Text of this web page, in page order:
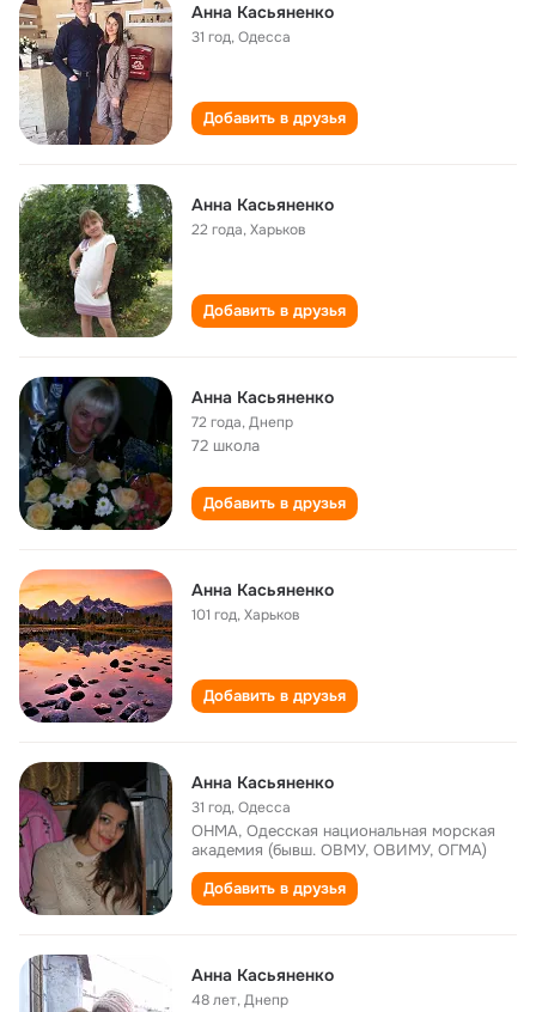
Анна Касьяненко
31 год,Одесса
Добавить в друзья
Анна Касьяненко
22 года,Харьков
Добавить в друзья
Анна Касьяненко
72 года,Днепр
72 школа
Добавить в друзья
Анна Касьяненко
101 год,Харьков
Добавить в друзья
Анна Касьяненко
31 год,Одесса
ОНМА, Одесская национальная морская
академия (бывш. ОВМУ, ОВИМУ, ОГМА)
Добавить в друзья
Анна Касьяненко
48 лет,Днепр